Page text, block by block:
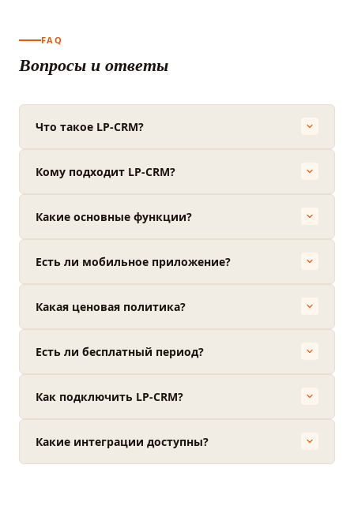
FAQ
Вопросы и ответы
Что такое LP-CRM?
Кому подходит LP-CRM?
Какие основные функции?
Есть ли мобильное приложение?
Какая ценовая политика?
Есть ли бесплатный период?
Как подключить LP-CRM?
Какие интеграции доступны?